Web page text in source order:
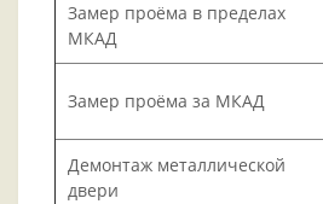
Замер проёма в пределах
МКАД
Замер проёма за МКАД
Демонтаж металлической
двери